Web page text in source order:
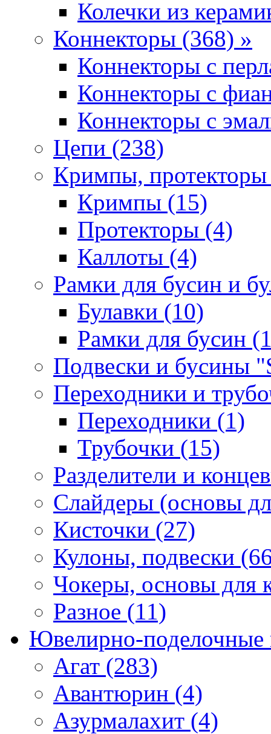
Колечки из
Коннекторы (368) »
Коннекторы с
Коннекторы с
Коннекторы с
Цепи (238)
Кримпы,
Кримпы (15)
Протекторы (4)
Каллоты (4)
Рамки для бусин и
Булавки (10)
Рамки для бусин
Подвески и бусины
Переходники и
Переходники (1)
Трубочки (15)
Разделители и
Слайдеры (основы
Кисточки (27)
Кулоны, подвески
Чокеры, основы для
Разное (11)
Ювелирно-поделочные
Агат (283)
Авантюрин (4)
Азурмалахит (4)